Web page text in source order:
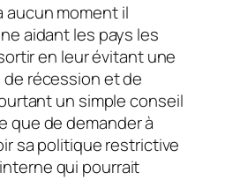
aucun moment il
aidant les pays les
en leur évitant une
récession et de
un simple conseil
que de demander à
sa politique restrictive
qui pourrait